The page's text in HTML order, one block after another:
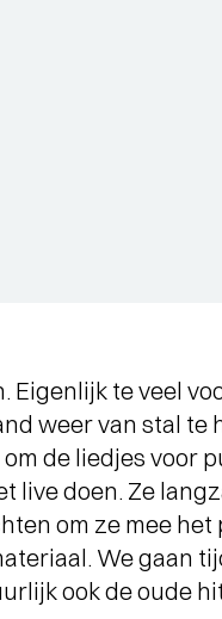
te veel
weer van stal te
de liedjes voor
live doen. Ze
om ze mee
We gaan
ook de oude